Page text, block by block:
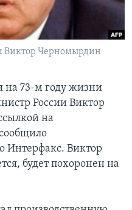
Виктор Черномырдин
на 73-м году жизни
России Виктор
на
Интерфакс. Виктор
будет похоронен на